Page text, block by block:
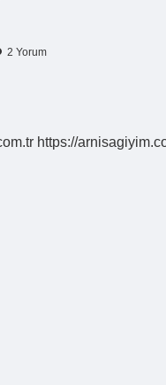
2 Yorum
https://